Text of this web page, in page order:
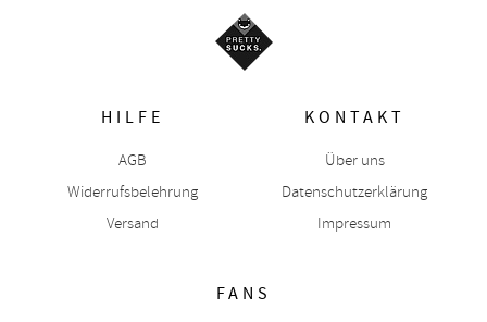
HILFE
AGB
Widerrufsbelehrung
Versand
KONTAKT
Über uns
Datenschutzerklärung
Impressum
FANS